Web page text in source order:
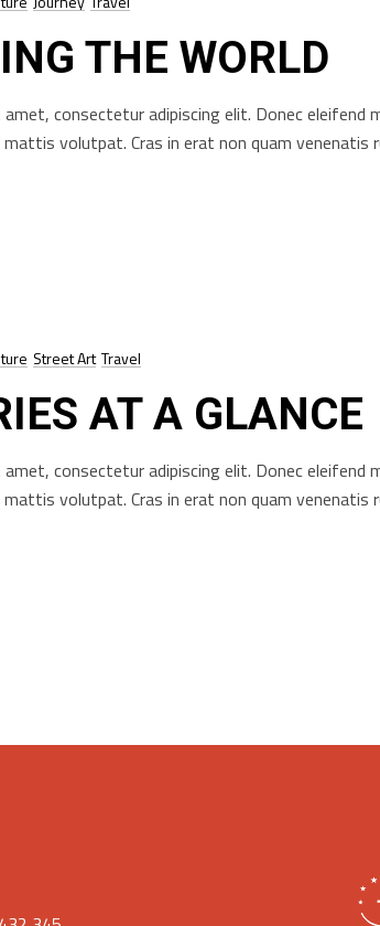
THE WORLD
consectetur adipiscing elit. Donec
volutpat. Cras in erat non quam
Street Art Travel
AT A GLANCE
consectetur adipiscing elit. Donec
volutpat. Cras in erat non quam